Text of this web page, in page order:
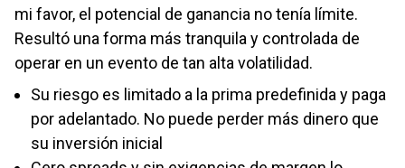
mi favor, el potencial de ganancia no tenía límite.
Resultó una forma más tranquila y controlada de
operar en un evento de tan alta volatilidad.
Su riesgo es limitado a la prima predefinida y paga
por adelantado. No puede perder más dinero que
su inversión inicial